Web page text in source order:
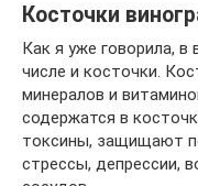
Косточки
Как я уже говорила, в
числе и косточки.
минералов и
содержатся в
токсины, защищают
стрессы, депрессии,